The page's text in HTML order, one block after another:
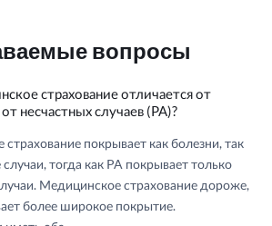
вопросы
страхование отличается от
несчастных случаев (PA)?
покрывает как болезни, так
тогда как PA покрывает только
Медицинское страхование дороже,
более широкое покрытие.